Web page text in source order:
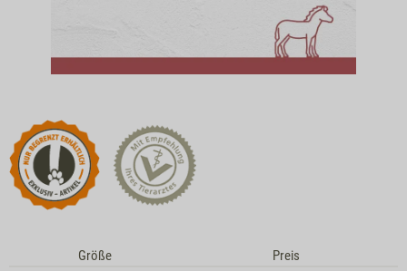
Größe
Preis